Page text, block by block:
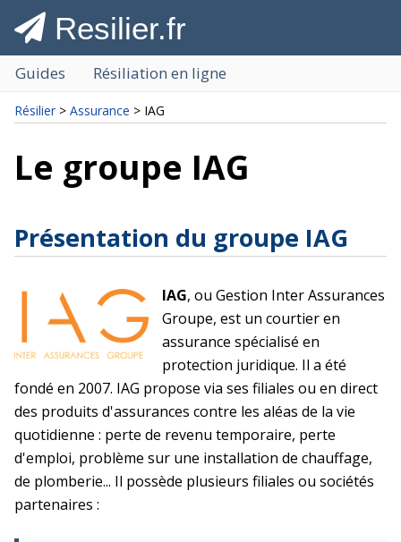
Resilier.fr
Guides Résiliation en ligne
Résilier > Assurance > IAG
Le groupe IAG
Présentation du groupe IAG
IAG, ou Gestion Inter Assurances
Groupe, est un courtier en
assurance spécialisé en
protection juridique. Il a été
fondé en 2007. IAG propose via ses filiales ou en direct
des produits d'assurances contre les aléas de la vie
quotidienne : perte de revenu temporaire, perte
d'emploi, problème sur une installation de chauffage,
de plomberie... Il possède plusieurs filiales ou sociétés
partenaires :